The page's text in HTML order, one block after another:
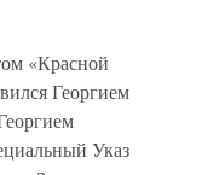
«Красной
Георгием
Указ